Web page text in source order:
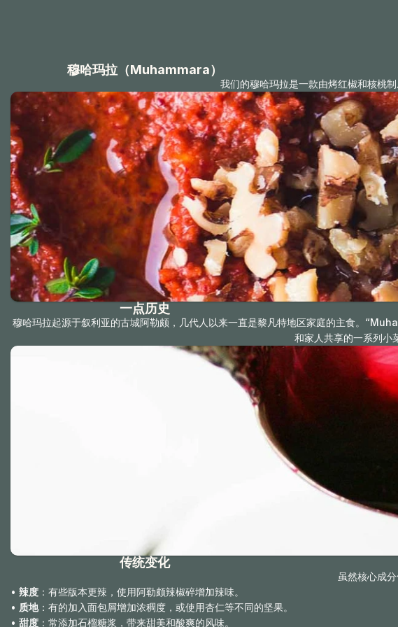
穆哈玛拉（Muhammara）
我们的穆哈玛拉是一款由烤红椒和核桃
一点历史
穆哈玛拉起源于叙利亚的古城阿勒颇，几代人以来一直是黎凡特地区家庭的主食。
和家人共享的一系列小
传统变化
虽然核心成
• 辣度 ：有些版本更辣，使用阿勒颇辣椒碎增加辣味。
• 质地：有的加入面包屑增加浓稠度，或使用杏仁等不同的坚果。
• 甜度 ：常添加石榴糖浆，带来甜美和酸爽的风味。